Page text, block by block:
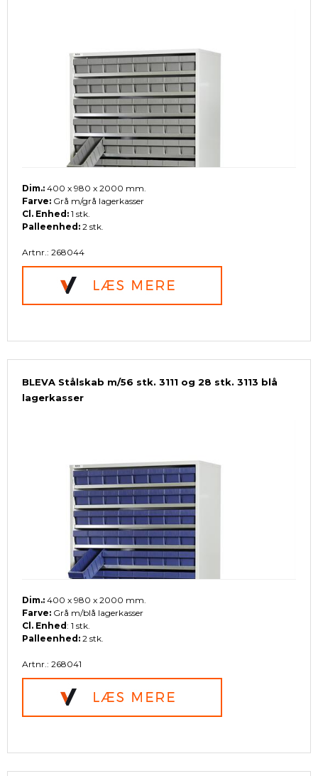
Dim.: 400 x 980 x 2000 mm.
Farve: Grå m/grå lagerkasser
Cl. Enhed: 1 stk.
Palleenhed: 2 stk.
Artnr.: 268044
BLEVA Stålskab m/56 stk. 3111 og 28 stk. 3113 blå
lagerkasser
Dim.: 400 x 980 x 2000 mm.
Farve: Grå m/blå lagerkasser
Cl. Enhed: 1 stk.
Palleenhed: 2 stk.
Artnr.: 268041